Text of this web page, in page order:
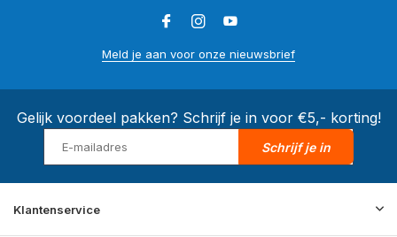
Meld je aan voor onze nieuwsbrief
Gelijk voordeel pakken? Schrijf je in voor €5,- korting!
Schrijf je in
Klantenservice